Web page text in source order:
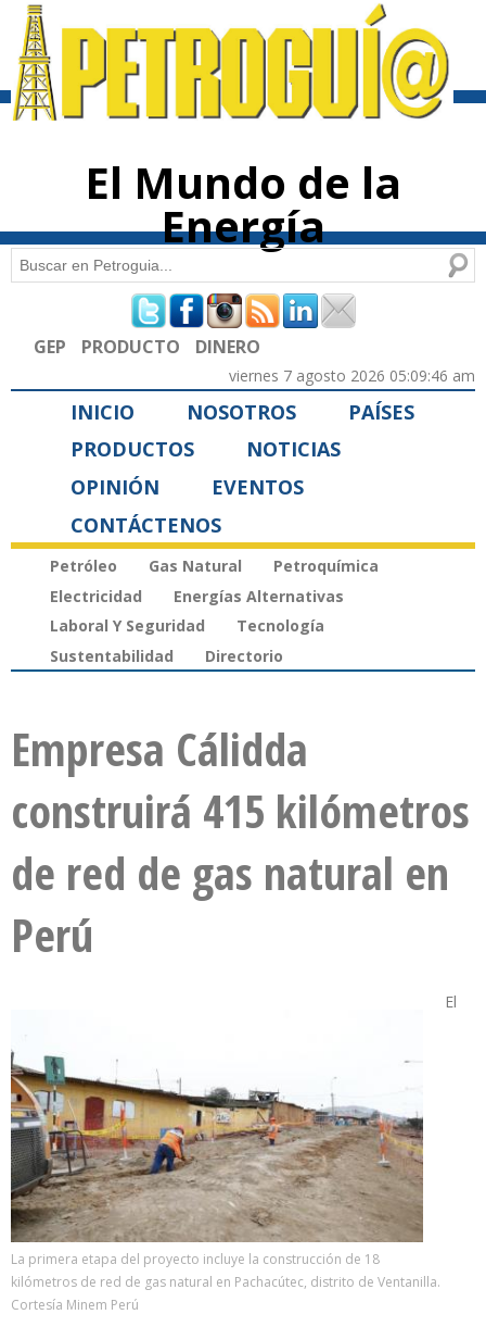
contenido
El Mundo de la
Energía
Formulario de búsqueda
Buscar
GEP PRODUCTO DINERO
viernes 7 agosto 2026 05:09:46 am
INICIO NOSOTROS
PAÍSES
PRODUCTOS
NOTICIAS
OPINIÓN
EVENTOS
CONTÁCTENOS
Petróleo Gas Natural
Petroquímica
Electricidad
Energías Alternativas
Laboral Y Seguridad
Tecnología
Sustentabilidad
Directorio
Empresa Cálidda
construirá 415 kilómetros
de red de gas natural en
Perú
La primera etapa del proyecto incluye la construcción de 18
kilómetros de red de gas natural en Pachacútec, distrito de Ventanilla.
Cortesía Minem Perú
El